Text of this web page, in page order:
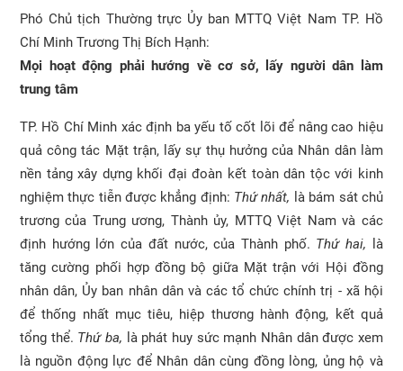
Phó Chủ tịch Thường trực Ủy ban MTTQ Việt Nam TP. Hồ
Chí Minh Trương Thị Bích Hạnh:
Mọi hoạt động phải hướng về cơ sở, lấy người dân làm
trung tâm
TP. Hồ Chí Minh xác định ba yếu tố cốt lõi để nâng cao hiệu
quả công tác Mặt trận, lấy sự thụ hưởng của Nhân dân làm
nền tảng xây dựng khối đại đoàn kết toàn dân tộc với kinh
nghiệm thực tiễn được khẳng định: Thứ nhất, là bám sát chủ
trương của Trung ương, Thành ủy, MTTQ Việt Nam và các
định hướng lớn của đất nước, của Thành phố. Thứ hai,
là
tăng cường phối hợp đồng bộ giữa Mặt trận với Hội đồng
nhân dân, Ủy ban nhân dân và các tổ chức chính trị - xã hội
để thống nhất mục tiêu, hiệp thương hành động, kết quả
tổng thể. Thứ ba, là phát huy sức mạnh Nhân dân được xem
là nguồn động lực để Nhân dân cùng đồng lòng, ủng hộ và